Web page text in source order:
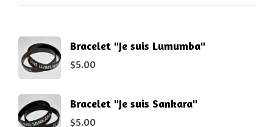
Bracelet "Je suis Lumumba"
$5.00
Bracelet "Je suis Sankara"
$5.00